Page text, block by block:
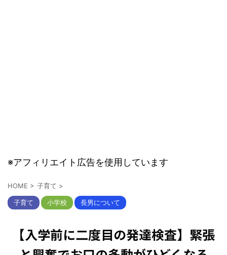
※アフィリエイト広告を使用しています
HOME > 子育て >
子育て 小学校 長男について
【入学前に二度目の発達検査】緊張